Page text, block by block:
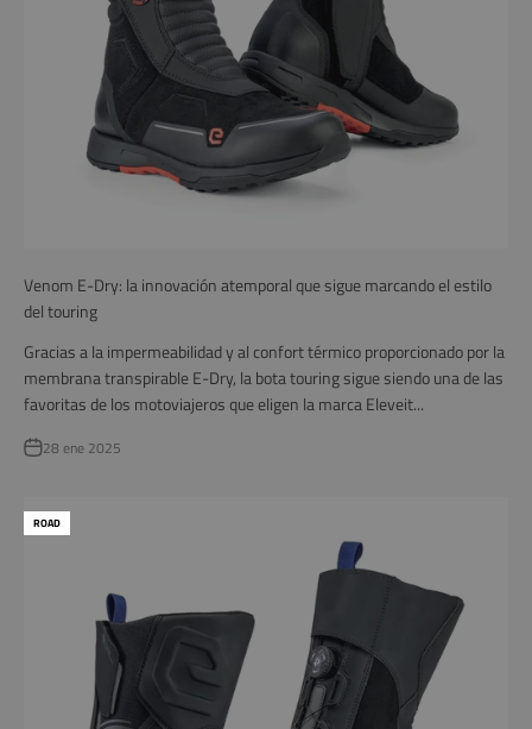
Venom E-Dry: la innovación atemporal que sigue marcando el estilo
del touring
Gracias a la impermeabilidad y al confort térmico proporcionado por la
membrana transpirable E-Dry, la bota touring sigue siendo una de las
favoritas de los motoviajeros que eligen la marca Eleveit...
28 ene 2025
ROAD